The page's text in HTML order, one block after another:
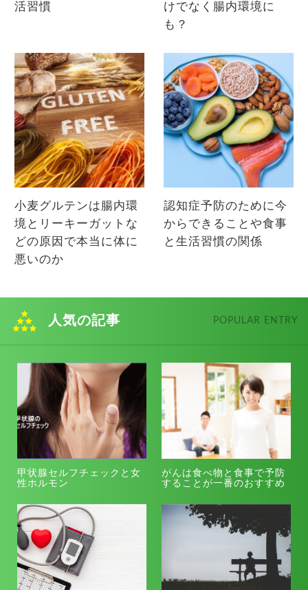
活習慣
けでなく腸内環境に
も？
小麦グルテンは腸内環
境とリーキーガットな
どの原因で本当に体に
悪いのか
認知症予防のために今
からできることや食事
と生活習慣の関係
人気の記事 POPULAR ENTRY
甲状腺セルフチェックと女
性ホルモン
がんは食べ物と食事で予防
することが一番のおすすめ